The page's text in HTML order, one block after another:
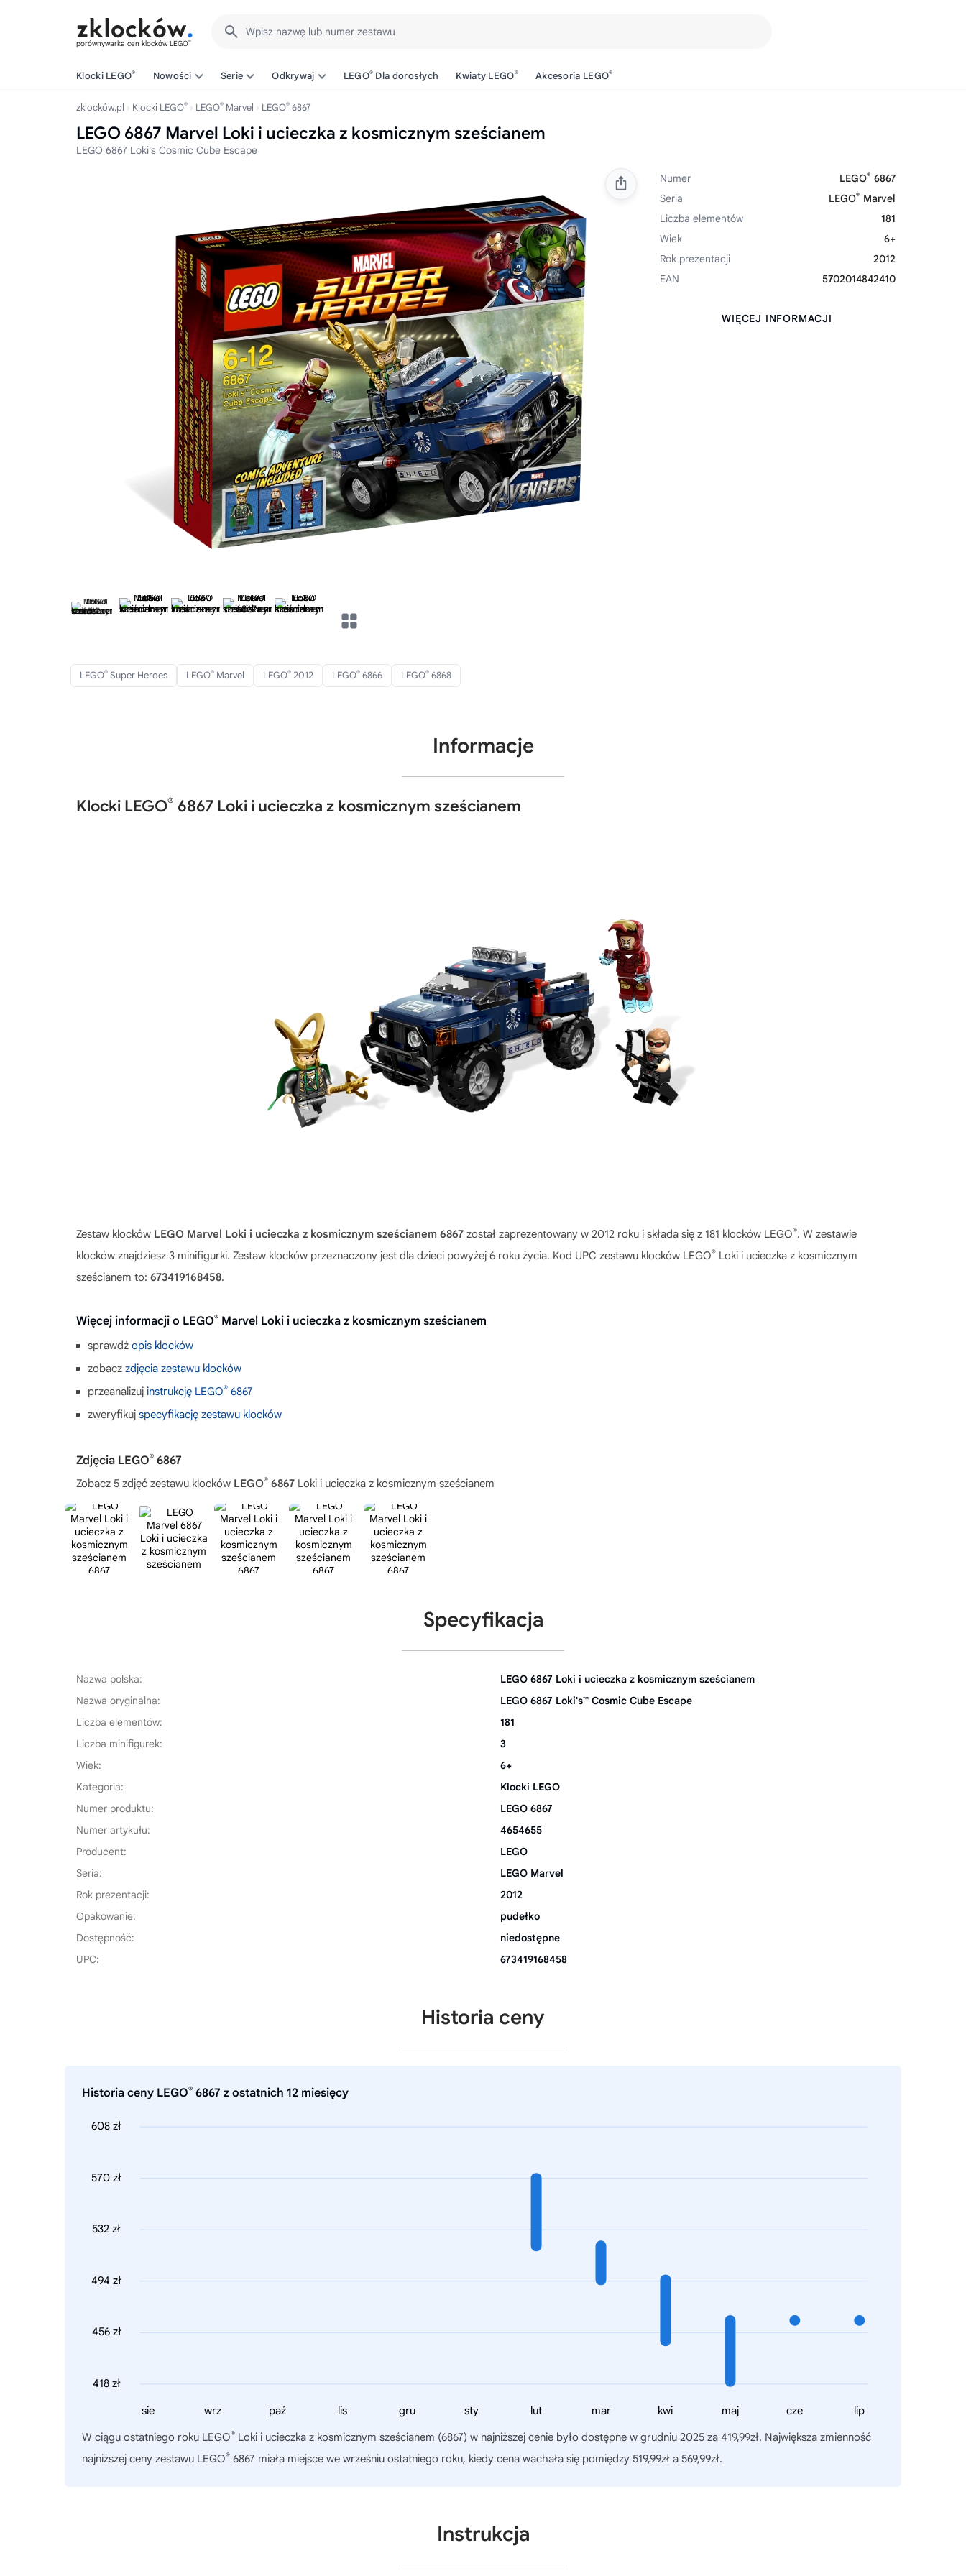
porównywarka cen klocków LEGO®
Wpisz nazwę lub numer zestawu
Klocki LEGO® Nowości Serie Odkrywaj LEGO® Dla dorosłych Kwiaty LEGO® Akcesoria LEGO®
zklocków.pl Klocki LEGO® LEGO® Marvel LEGO® 6867
LEGO 6867 Marvel Loki i ucieczka z kosmicznym sześcianem
LEGO 6867 Loki's Cosmic Cube Escape
Numer LEGO® 6867
Seria
LEGO® Marvel
Liczba elementów
181
Wiek
6+
Rok prezentacji
2012
EAN
5702014842410
WIĘCEJ INFORMACJI
LEGO® Super Heroes LEGO® Marvel LEGO® 2012 LEGO® 6866 LEGO® 6868
Informacje
Klocki LEGO® 6867 Loki i ucieczka z kosmicznym sześcianem
Zestaw klocków LEGO Marvel Loki i ucieczka z kosmicznym sześcianem 6867 został zaprezentowany w 2012 roku i składa się z 181 klocków LEGO®. W zestawie
klocków znajdziesz 3 minifigurki. Zestaw klocków przeznaczony jest dla dzieci powyżej 6 roku życia. Kod UPC zestawu klocków LEGO® Loki i ucieczka z kosmicznym
sześcianem to: 673419168458.
Więcej informacji o LEGO® Marvel Loki i ucieczka z kosmicznym sześcianem
sprawdź opis klocków
zobacz zdjęcia zestawu klocków
przeanalizuj instrukcję LEGO® 6867
zweryfikuj specyfikację zestawu klocków
Zdjęcia LEGO® 6867
Zobacz 5 zdjęć zestawu klocków LEGO® 6867 Loki i ucieczka z kosmicznym sześcianem
Specyfikacja
Nazwa polska:
LEGO 6867 Loki i ucieczka z kosmicznym sześcianem
Nazwa oryginalna:
LEGO 6867 Loki's™ Cosmic Cube Escape
Liczba elementów:
181
Liczba minifigurek:
3
Wiek:
6+
Kategoria:
Klocki LEGO
Numer produktu:
LEGO 6867
Numer artykułu:
4654655
Producent:
LEGO
Seria:
LEGO Marvel
Rok prezentacji:
2012
Opakowanie:
pudełko
Dostępność:
niedostępne
UPC:
673419168458
Historia ceny
Historia ceny LEGO® 6867 z ostatnich 12 miesięcy
608 zł
570 zł
532 zł
494 zł
456 zł
418 zł
lip
cze
maj
kwi
mar
lut
sty
gru
lis
paź
wrz
sie
W ciągu ostatniego roku LEGO® Loki i ucieczka z kosmicznym sześcianem (6867) w najniższej cenie było dostępne w grudniu 2025 za 419,99zł. Największa zmienność
najniższej ceny zestawu LEGO® 6867 miała miejsce we wrześniu ostatniego roku, kiedy cena wachała się pomiędzy 519,99zł a 569,99zł.
Instrukcja